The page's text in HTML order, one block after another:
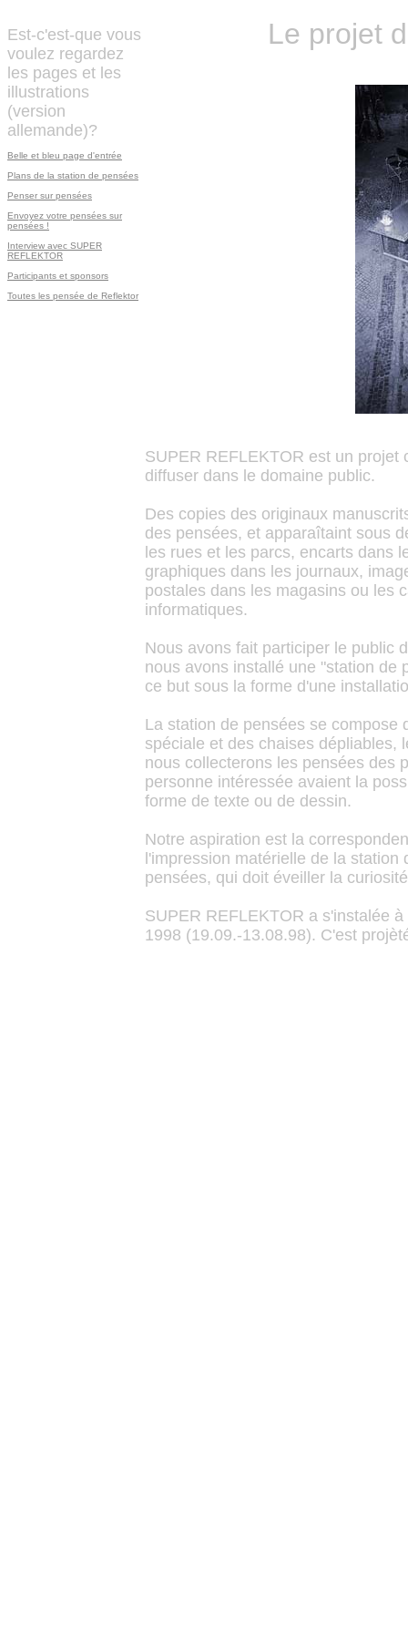
Est-c'est-que vous
voulez regardez
les pages et les
illustrations
(version
allemande)?
Belle et bleu page d'entrée
Plans de la station de pensées
Penser sur pensées
Envoyez votre pensées sur
pensées !
Interview avec SUPER
REFLEKTOR
Participants et sponsors
Toutes les pensée de Reflektor
Le projet
SUPER REFLEKTOR est un
diffuser dans le domaine public.
Des copies des originaux
des pensées, et apparaîtaint sous
les rues et les parcs, encarts dans
graphiques dans les journaux,
postales dans les magasins ou les
informatiques.
Nous avons fait participer le public
nous avons installé une "station de
ce but sous la forme d'une
La station de pensées se compose
spéciale et des chaises dépliables,
nous collecterons les pensées des
personne intéressée avaient la
forme de texte ou de dessin.
Notre aspiration est la
l'impression matérielle de la
pensées, qui doit éveiller la
SUPER REFLEKTOR a s'instalée
1998 (19.09.-13.08.98). C'est